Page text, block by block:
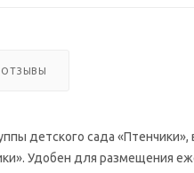
ОТЗЫВЫ
детского сада
». Удобен для размещения